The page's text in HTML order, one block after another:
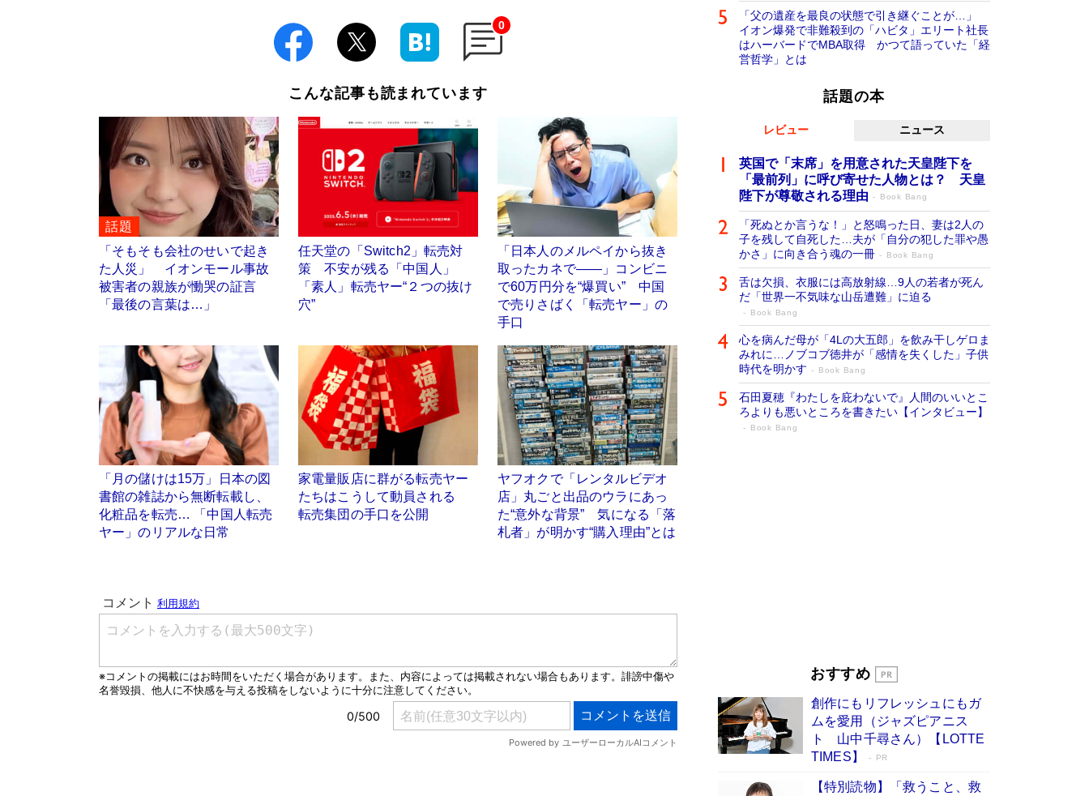
0
こんな記事も読まれています
話題
「そもそも会社のせいで起き
た人災」 イオンモール事故
被害者の親族が慟哭の証言
「最後の言葉は…」
任天堂の「Switch2」転売対
策 不安が残る「中国人」
「素人」転売ヤー“２つの抜け
穴”
「日本人のメルペイから抜き
取ったカネで――」コンビニ
で60万円分を“爆買い” 中国
で売りさばく「転売ヤー」の
手口
「月の儲けは15万」日本の図
書館の雑誌から無断転載し、
化粧品を転売… 「中国人転売
ヤー」のリアルな日常
家電量販店に群がる転売ヤー
たちはこうして動員される
転売集団の手口を公開
ヤフオクで「レンタルビデオ
店」丸ごと出品のウラにあっ
た“意外な背景” 気になる「落
札者」が明かす“購入理由”とは
「父の遺産を最良の状態で引き継ぐことが…」
イオン爆発で非難殺到の「ハビタ」エリート社長
はハーバードでMBA取得 かつて語っていた「経
営哲学」とは
話題の本
レビュー ニュース
英国で「末席」を用意された天皇陛下を
「最前列」に呼び寄せた人物とは？ 天皇
陛下が尊敬される理由
Book Bang
「死ぬとか言うな！」と怒鳴った日、妻は2人の
子を残して自死した…夫が「自分の犯した罪や愚
かさ」に向き合う魂の一冊
Book Bang
舌は欠損、衣服には高放射線…9人の若者が死ん
だ「世界一不気味な山岳遭難」に迫る
Book Bang
心を病んだ母が「4Lの大五郎」を飲み干しゲロま
みれに…ノブコブ徳井が「感情を失くした」子供
時代を明かす
Book Bang
石田夏穂『わたしを庇わないで』人間のいいとこ
ろよりも悪いところを書きたい【インタビュー】
Book Bang
「『火垂るの墓』は、大嘘である」原作者が抱き
続けた“自責の念”とは…「自己憐憫は描きたくな
い」監督が徹底的にこだわったこと（後編） #
戦争の記憶
Book Bang
おすすめ
創作にもリフレッシュにもガ
ムを愛用（ジャズピアニス
ト 山中千尋さん）【LOTTE
TIMES】
PR
【特別読物】「救うこと、救